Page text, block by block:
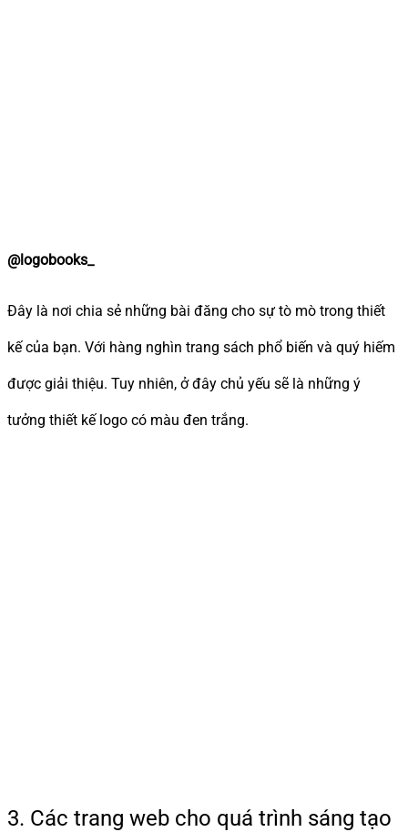
@logobooks_
Đây là nơi chia sẻ những bài đăng cho sự tò mò trong thiết
kế của bạn. Với hàng nghìn trang sách phổ biến và quý hiếm
được giải thiệu. Tuy nhiên, ở đây chủ yếu sẽ là những ý
tưởng thiết kế logo có màu đen trắng.
3. Các trang web cho quá trình sáng tạo